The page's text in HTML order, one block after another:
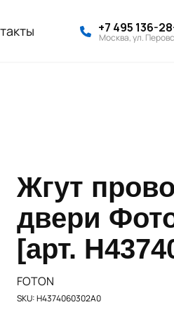
+7 495 136-
Москва, ул.
Жгут
двери
[арт.
FOTON
SKU:H4374060302A0